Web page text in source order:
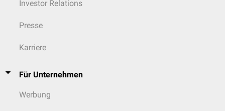
Investor Relations
Presse
Karriere
Für Unternehmen
Werbung